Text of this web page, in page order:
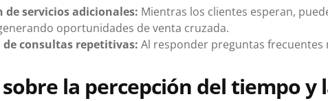
de servicios adicionales: Mientras los clientes esperan,
oportunidades de venta cruzada.
de consultas repetitivas: Al responder preguntas frecuentes
la percepción del tiempo y